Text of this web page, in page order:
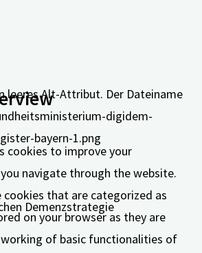
cookies to improve your
navigate through the website.
that are categorized as
on your browser as they are
of basic functionalities of